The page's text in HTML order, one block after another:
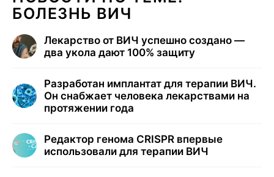
БОЛЕЗНЬ ВИЧ
Лекарство от ВИЧ успешно создано —
два укола дают 100% защиту
Разработан имплантат для терапии ВИЧ.
Он снабжает человека лекарствами на
протяжении года
Редактор генома CRISPR впервые
использовали для терапии ВИЧ